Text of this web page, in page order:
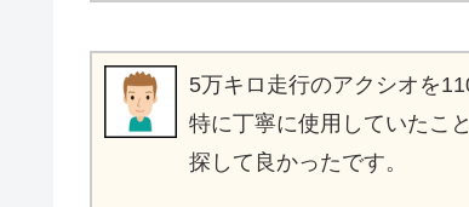
5万キロ走行のアクシオを
特に丁寧に使用していたこ
探して良かったです。